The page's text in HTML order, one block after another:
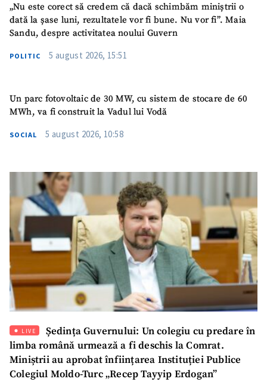
SUSȚINE
„Nu este corect să credem că dacă schimbăm miniștrii o
dată la șase luni, rezultatele vor fi bune. Nu vor fi”. Maia
Sandu, despre activitatea noului Guvern
POLITIC 5 august 2026, 15:51
Un parc fotovoltaic de 30 MW, cu sistem de stocare de 60
MWh, va fi construit la Vadul lui Vodă
SOCIAL 5 august 2026, 10:58
LIVE
Ședința Guvernului: Un colegiu cu predare în
limba română urmează a fi deschis la Comrat.
Miniștrii au aprobat înființarea Instituției Publice
Colegiul Moldo-Turc „Recep Tayyip Erdogan”